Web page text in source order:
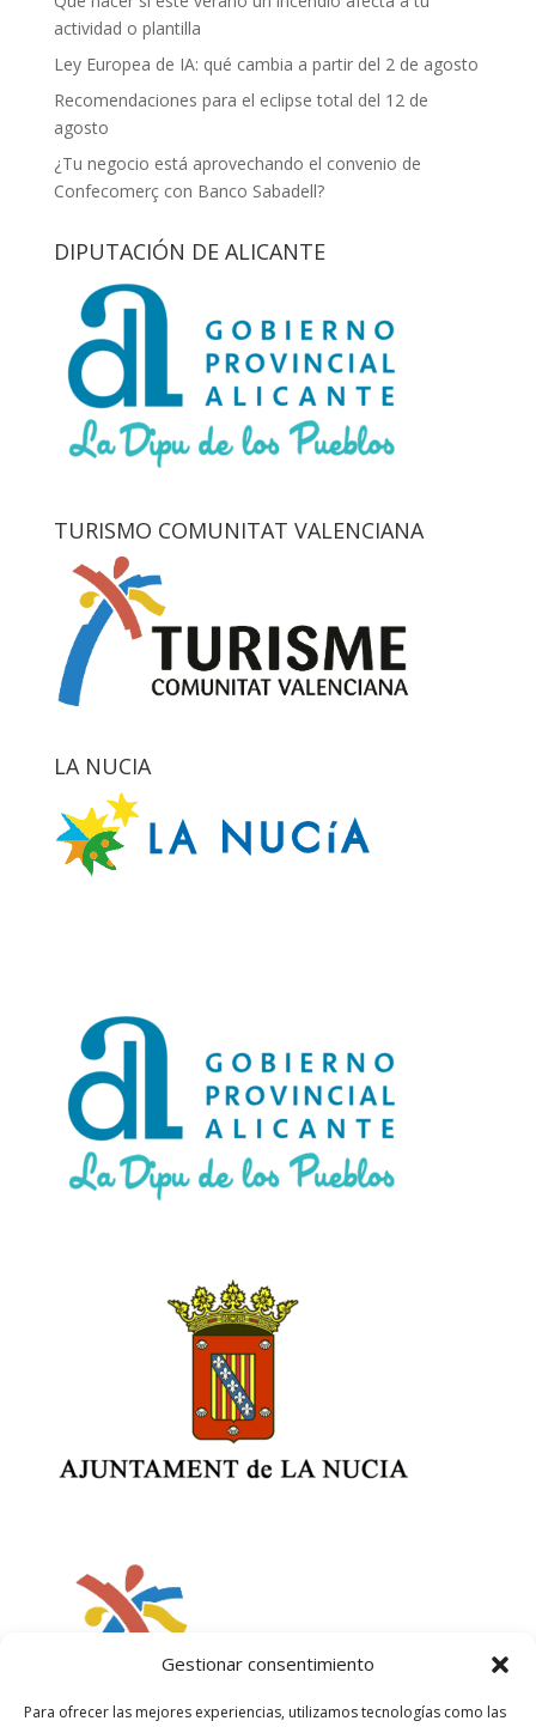
Gestionar consentimiento
Para ofrecer las mejores experiencias, utilizamos tecnologías como las
actividad o plantilla
Ley Europea de IA: qué cambia a partir del 2 de agosto
Recomendaciones para el eclipse total del 12 de
agosto
¿Tu negocio está aprovechando el convenio de
Confecomerç con Banco Sabadell?
DIPUTACIÓN DE ALICANTE
TURISMO COMUNITAT VALENCIANA
LA NUCIA